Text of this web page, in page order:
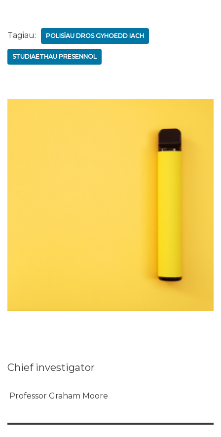
Tagiau: POLISÏAU DROS GYHOEDD IACH
STUDIAETHAU PRESENNOL
Chief investigator
Professor Graham Moore